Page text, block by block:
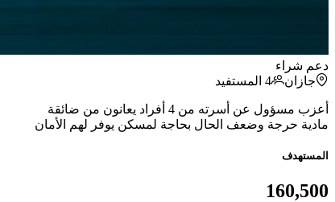
دعم شراء
جازان
4 المستفيد
أعزب مسؤول عن أسرته من 4 أفراد يعانون من ضائقة
مادية حرجة وضعف الحال بحاجة لمسكن يوفر لهم الأمان
المستهدف
160,500